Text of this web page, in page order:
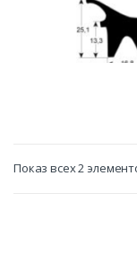
профиль 2400 Д
во в уп-вке 1
Показ всех 2